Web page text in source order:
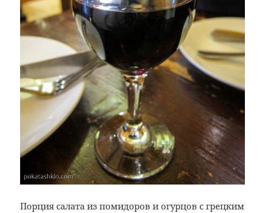
Порция салата из помидоров и огурцов с грецким